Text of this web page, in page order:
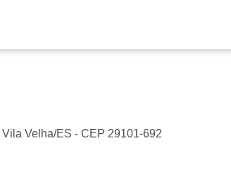
Vila Velha/ES - CEP 29101-692